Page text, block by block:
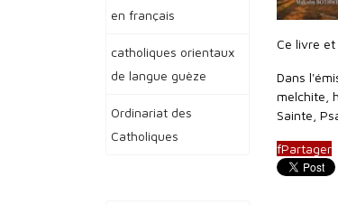
en français
catholiques orientaux
de langue guèze
Ordinariat des
Catholiques
Ce livre
Dans
melchite,
Sainte,
fPartager